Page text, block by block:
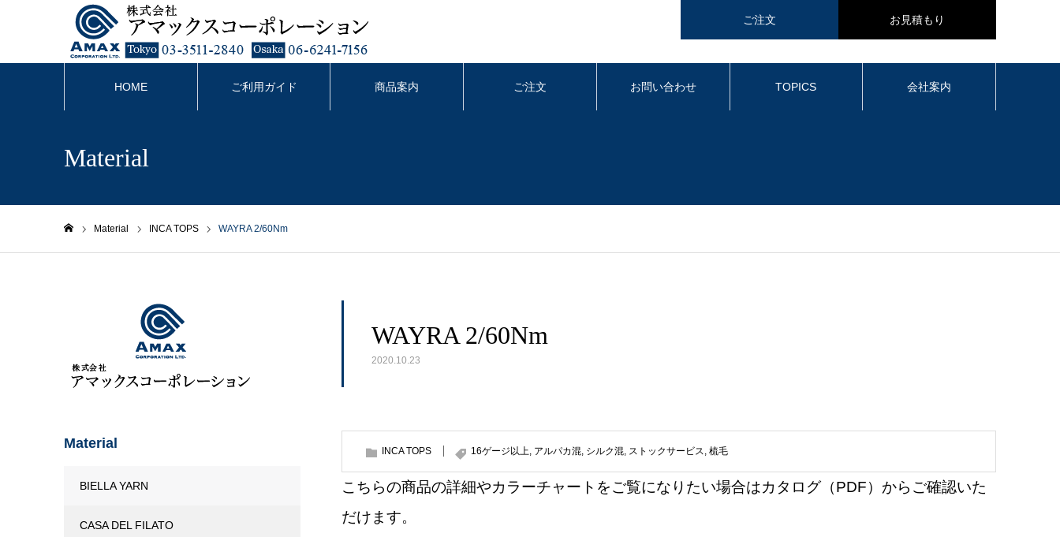
ご注文 お見積もり
HOME ご利用ガイド 商品案内 ご注文 お問い合わせ TOPICS 会社案内
Material
Material INCA TOPS WAYRA 2/60Nm
WAYRA 2/60Nm
2020.10.23
INCA TOPS 16ゲージ以上, アルパカ混, シルク混, ストックサービス, 梳毛
こちらの商品の詳細やカラーチャートをご覧になりたい場合はカタログ（PDF）からご確認いた
だけます。
Material
BIELLA YARN
CASA DEL FILATO